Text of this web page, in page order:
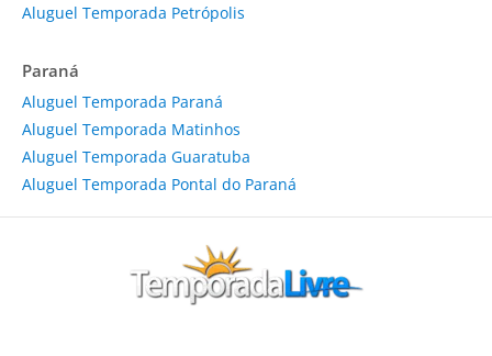
Aluguel Temporada Petrópolis
Paraná
Aluguel Temporada Paraná
Aluguel Temporada Matinhos
Aluguel Temporada Guaratuba
Aluguel Temporada Pontal do Paraná